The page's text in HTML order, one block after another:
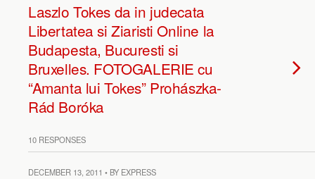
Laszlo Tokes da in judecata
Libertatea si Ziaristi Online la
Budapesta, Bucuresti si
Bruxelles. FOTOGALERIE cu
“Amanta lui Tokes” Prohászka-
Rád Boróka
10 RESPONSES
DECEMBER 13, 2011 • BY EXPRESS